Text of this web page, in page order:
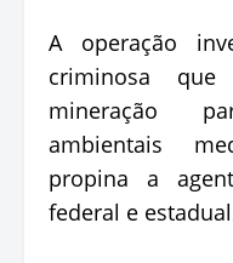
A operação
criminosa
mineração
ambientais
propina a
federal e